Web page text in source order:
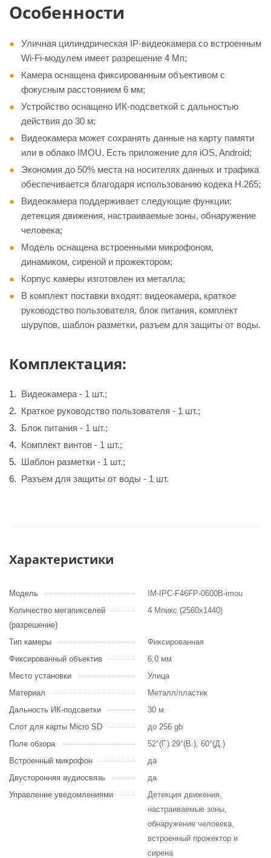
Особенности
Уличная цилиндрическая IP-видеокамера со встроенным
Wi-Fi-модулем имеет разрешение 4 Мп;
Камера оснащена фиксированным объективом с
фокусным расстоянием 6 мм;
Устройство оснащено ИК-подсветкой с дальностью
действия до 30 м;
Видеокамера может сохранять данные на карту памяти
или в облако IMOU. Есть приложение для iOS, Android;
Экономия до 50% места на носителях данных и трафика
обеспечивается благодаря использованию кодека H.265;
Видеокамера поддерживает следующие функции:
детекция движения, настраиваемые зоны, обнаружение
человека;
Модель оснащена встроенными микрофоном,
динамиком, сиреной и прожектором;
Корпус камеры изготовлен из металла;
В комплект поставки входят: видеокамера, краткое
руководство пользователя, блок питания, комплект
шурупов, шаблон разметки, разъем для защиты от воды.
Комплектация:
Видеокамера - 1 шт.;
Краткое руководство пользователя - 1 шт.;
Блок питания - 1 шт.;
Комплект винтов - 1 шт.;
Шаблон разметки - 1 шт.;
Разъем для защиты от воды - 1 шт.
Характеристики
Модель
IM-IPC-F46FP-0600B-imou
Количество мегапикселей
(разрешение)
4 Мпикс (2560х1440)
Тип камеры
Фиксированная
Фиксированный объектив
6,0 мм
Место установки
Улица
Материал
Металл/пластик
Дальность ИК-подсветки
30 м.
Слот для карты Micro SD
до 256 gb
Поле обзора
52°(Г.) 29°(В.), 60°(Д.)
Встроенный микрофон
да
Двусторонняя аудиосвязь
да
Управление уведомлениями
Детекция движения,
настраиваемые зоны,
обнаружение человека,
встроенный прожектор и
сирена